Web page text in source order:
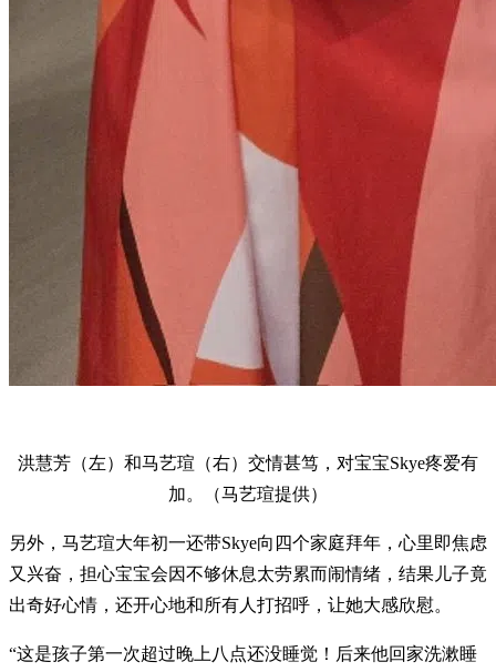
洪慧芳（左）和马艺瑄（右）交情甚笃，对宝宝Skye疼爱有
加。（马艺瑄提供）
另外，马艺瑄大年初一还带Skye向四个家庭拜年，心里即焦虑
又兴奋，担心宝宝会因不够休息太劳累而闹情绪，结果儿子竟
出奇好心情，还开心地和所有人打招呼，让她大感欣慰。
“这是孩子第一次超过晚上八点还没睡觉！后来他回家洗漱睡